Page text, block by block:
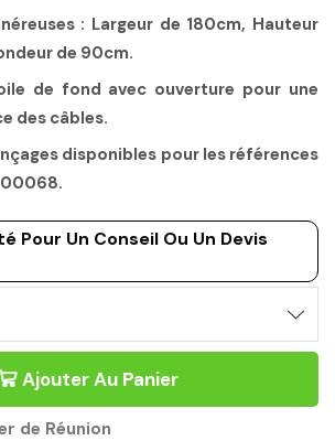
: Largeur de 180cm, Hauteur
de 90cm.
de fond avec ouverture pour une
des câbles.
disponibles pour les références
Pour Un Conseil Ou Un Devis
Ajouter Au Panier
de Réunion